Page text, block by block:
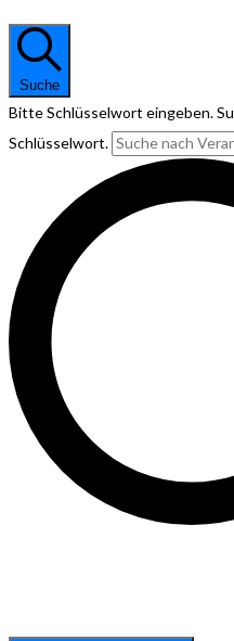
Suche
Bitte Schlüsselwort eingeben.
Schlüsselwort.